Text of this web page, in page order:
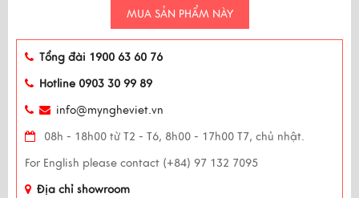
MUA SẢN PHẨM NÀY
Tổng đài 1900 63 60 76
Hotline 0903 30 99 89
info@myngheviet.vn
08h - 18h00 từ T2 - T6, 8h00 - 17h00 T7, chủ nhật.
For English please contact (+84) 97 132 7095
Địa chỉ showroom